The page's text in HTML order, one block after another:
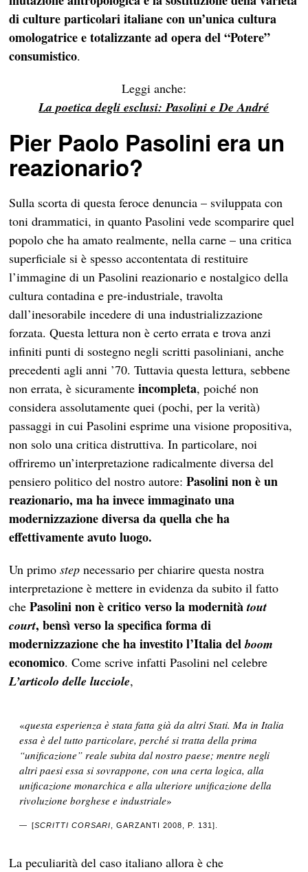
di culture particolari italiane con un’unica cultura
omologatrice e totalizzante ad opera del “Potere”
consumistico.
Leggi anche:
La poetica degli esclusi: Pasolini e De André
Pier Paolo Pasolini era un
reazionario?
Sulla scorta di questa feroce denuncia – sviluppata con
toni drammatici, in quanto Pasolini vede scomparire quel
popolo che ha amato realmente, nella carne – una critica
superficiale si è spesso accontentata di restituire
l’immagine di un Pasolini reazionario e nostalgico della
cultura contadina e pre-industriale, travolta
dall’inesorabile incedere di una industrializzazione
forzata. Questa lettura non è certo errata e trova anzi
infiniti punti di sostegno negli scritti pasoliniani, anche
precedenti agli anni ’70. Tuttavia questa lettura, sebbene
non errata, è sicuramenteincompleta, poiché non
considera assolutamente quei (pochi, per la verità)
passaggi in cui Pasolini esprime una visione propositiva,
non solo una critica distruttiva. In particolare, noi
offriremo un’interpretazione radicalmente diversa del
pensiero politico del nostro autore:Pasolini non è un
reazionario, ma ha invece immaginato una
modernizzazione diversa da quella che ha
effettivamente avuto luogo.
Un primostep necessario per chiarire questa nostra
interpretazione è mettere in evidenza da subito il fatto
chePasolini non è critico verso la modernitàtout
court, bensì verso la specifica forma di
modernizzazione che ha investito l’Italia delboom
economico. Come scrive infatti Pasolini nel celebre
L’articolo delle lucciole,
«questa esperienza è stata fatta già da altri Stati. Ma in Italia
essa è del tutto particolare, perché si tratta della prima
“unificazione” reale subita dal nostro paese; mentre negli
altri paesi essa si sovrappone, con una certa logica, alla
unificazione monarchica e alla ulteriore unificazione della
rivoluzione borghese e industriale»
[SCRITTI CORSARI , GARZANTI 2008, P. 131].
La peculiarità del caso italiano allora è che